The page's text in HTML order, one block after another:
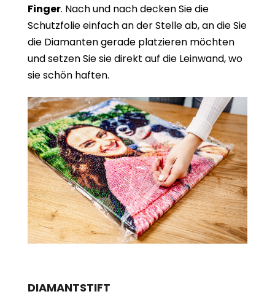
Finger. Nach und nach decken Sie die
Schutzfolie einfach an der Stelle ab, an die Sie
die Diamanten gerade platzieren möchten
und setzen Sie sie direkt auf die Leinwand, wo
sie schön haften.
DIAMANTSTIFT